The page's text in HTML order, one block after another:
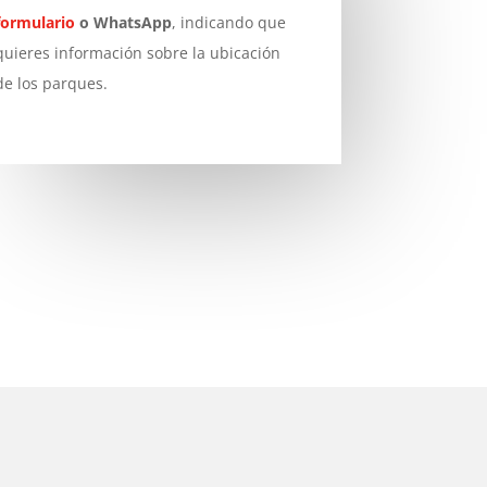
o WhatsApp, indicando que
información sobre la ubicación
los parques.